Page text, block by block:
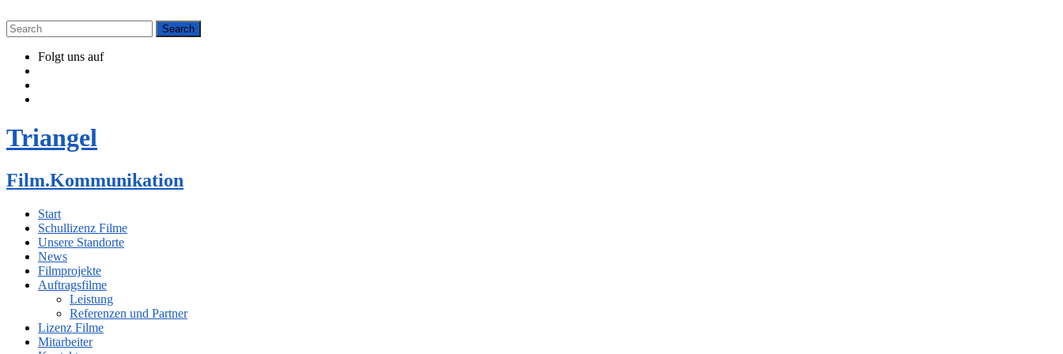
Folgt uns auf
Triangel
Film.Kommunikation
Start
Schullizenz Filme
Unsere Standorte
News
Filmprojekte
Auftragsfilme
Leistung
Referenzen und Partner
Lizenz Filme
Mitarbeiter